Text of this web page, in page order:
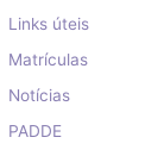
Links úteis
Matrículas
Notícias
PADDE